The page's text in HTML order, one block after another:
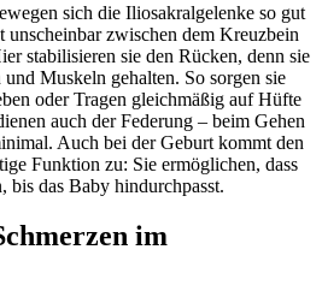
sich die Iliosakralgelenke so gut
unscheinbar zwischen dem Kreuzbein
stabilisieren sie den Rücken, denn sie
Muskeln gehalten. So sorgen sie
oder Tragen gleichmäßig auf Hüfte
auch der Federung – beim Gehen
Auch bei der Geburt kommt den
Funktion zu: Sie ermöglichen, dass
bis das Baby hindurchpasst.
im